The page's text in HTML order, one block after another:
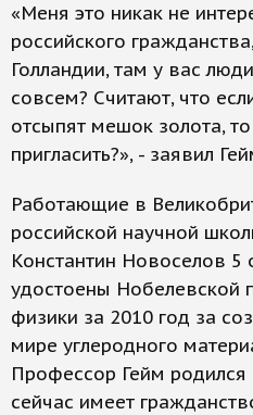
«Меня это никак не
российского
Голландии, там у вас
совсем? Считают, что
отсыпят мешок золота,
пригласить?», - заявил
Работающие в
российской научной
Константин Новоселов 5
удостоены Нобелевской
физики за 2010 год за
мире углеродного
Профессор Гейм родился
сейчас имеет